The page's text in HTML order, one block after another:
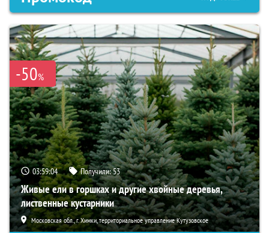
-50%
03:59:03 Получили:53
Живые ели в горшках и другие хвойные деревья,
лиственные кустарники
Московская обл., г. Химки, территориальное управление Кутузовское